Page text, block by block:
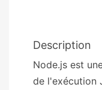
Description
Node.js est
de l'exécution